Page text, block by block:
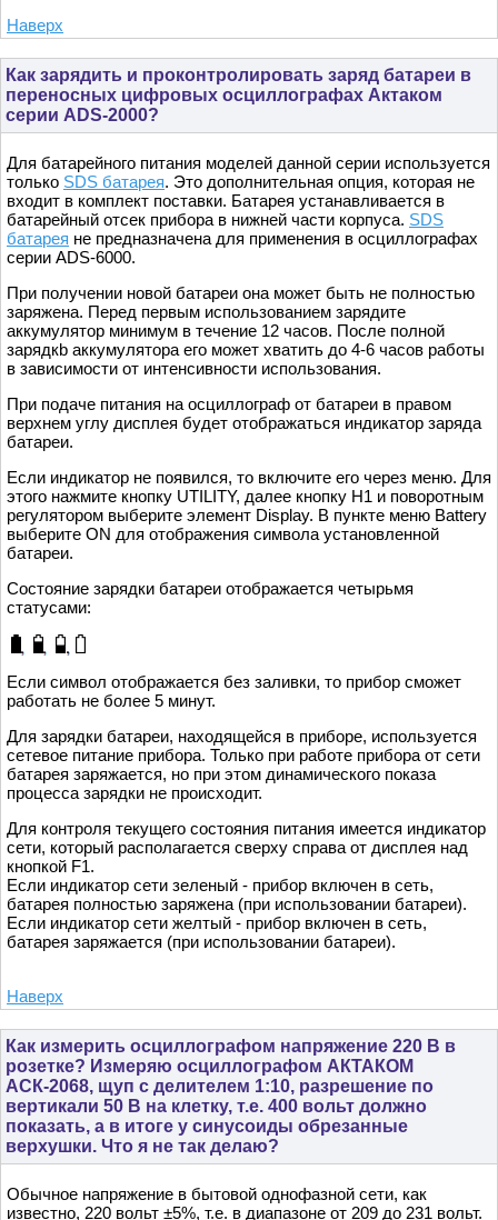
Наверх
Как зарядить и проконтролировать заряд батареи в
переносных цифровых осциллографах Актаком
серии ADS-2000?
Для батарейного питания моделей данной серии используется
только SDS батарея. Это дополнительная опция, которая не
входит в комплект поставки. Батарея устанавливается в
батарейный отсек прибора в нижней части корпуса. SDS
батарея не предназначена для применения в осциллографах
серии ADS-6000.
При получении новой батареи она может быть не полностью
заряжена. Перед первым использованием зарядите
аккумулятор минимум в течение 12 часов. После полной
зарядкb аккумулятора его может хватить до 4-6 часов работы
в зависимости от интенсивности использования.
При подаче питания на осциллограф от батареи в правом
верхнем углу дисплея будет отображаться индикатор заряда
батареи.
Если индикатор не появился, то включите его через меню. Для
этого нажмите кнопку UTILITY, далее кнопку H1 и поворотным
регулятором выберите элемент Display. В пункте меню Battery
выберите ON для отображения символа установленной
батареи.
Состояние зарядки батареи отображается четырьмя
статусами:
Если символ отображается без заливки, то прибор сможет
работать не более 5 минут.
Для зарядки батареи, находящейся в приборе, используется
сетевое питание прибора. Только при работе прибора от сети
батарея заряжается, но при этом динамического показа
процесса зарядки не происходит.
Для контроля текущего состояния питания имеется индикатор
сети, который располагается сверху справа от дисплея над
кнопкой F1.
Если индикатор сети зеленый - прибор включен в сеть,
батарея полностью заряжена (при использовании батареи).
Если индикатор сети желтый - прибор включен в сеть,
батарея заряжается (при использовании батареи).
Наверх
Как измерить осциллографом напряжение 220 В в
розетке? Измеряю осциллографом АКТАКОМ
АСК-2068, щуп с делителем 1:10, разрешение по
вертикали 50 В на клетку, т.е. 400 вольт должно
показать, а в итоге у синусоиды обрезанные
верхушки. Что я не так делаю?
Обычное напряжение в бытовой однофазной сети, как
известно, 220 вольт ±5%, т.е. в диапазоне от 209 до 231 вольт.